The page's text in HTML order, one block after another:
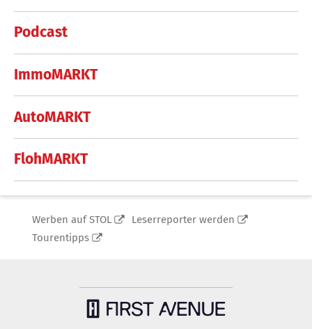
Podcast
ImmoMARKT
AutoMARKT
FlohMARKT
Werben auf STOL
Leserreporter werden
Tourentipps